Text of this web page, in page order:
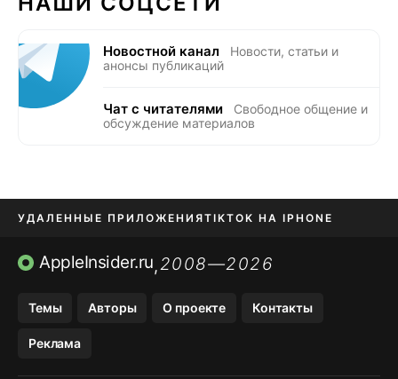
Новостной канал
Новости, статьи и
анонсы публикаций
Чат с читателями
Свободное общение и
обсуждение материалов
УДАЛЕННЫЕ ПРИЛОЖЕНИЯTIKTOK НА IPHONE
ПРИЛОЖЕНИЯ БЕЗ APP STORE
AppleInsider.ru,2008—2026
Темы Авторы О проекте Контакты
Реклама